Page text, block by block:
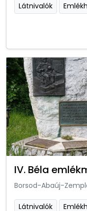
Látnivalók
IV. Béla
Borsod-Abaúj-
Látnivalók